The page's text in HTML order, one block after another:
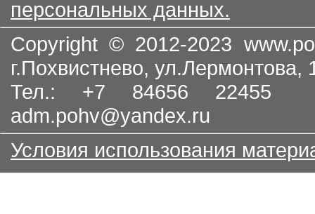
персональных данных.
Copyright © 2012-2023
г.Похвистнево, ул.Лермонтова,
Тел.: +7 84656
adm.pohv@yandex.ru
Условия использования